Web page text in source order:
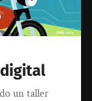
un taller